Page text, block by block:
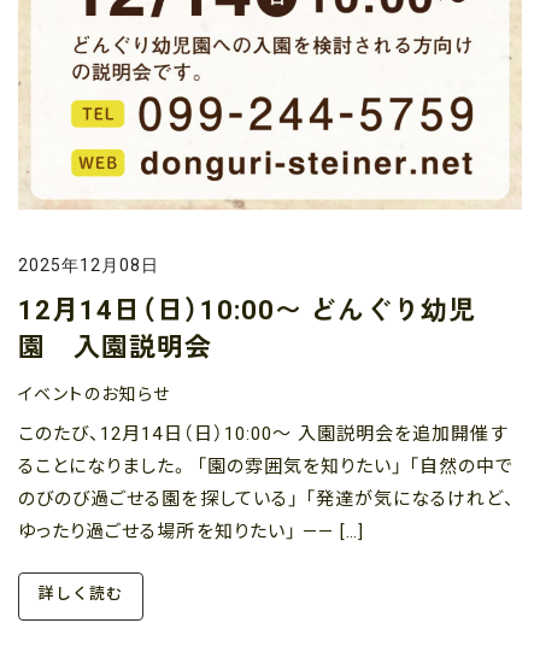
2025年12月08日
12月14日（日）10:00〜 どんぐり幼児
園 入園説明会
イベントのお知らせ
このたび、12月14日（日）10:00〜 入園説明会を追加開催す
ることになりました。 「園の雰囲気を知りたい」 「自然の中で
のびのび過ごせる園を探している」 「発達が気になるけれど、
ゆったり過ごせる場所を知りたい」 —— […]
詳しく読む